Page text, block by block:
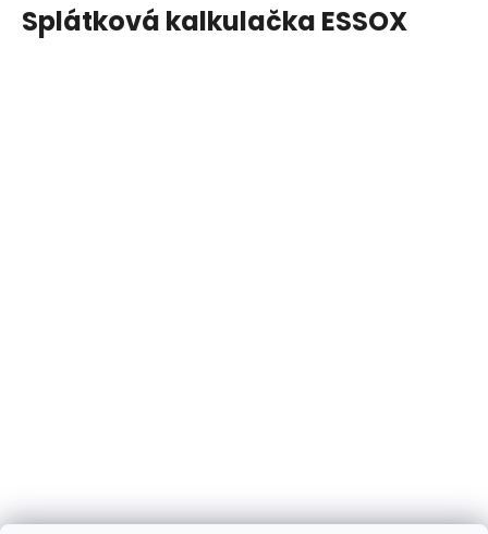
Splátková kalkulačka ESSOX